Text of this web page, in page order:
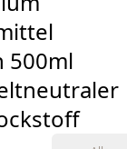
500ml